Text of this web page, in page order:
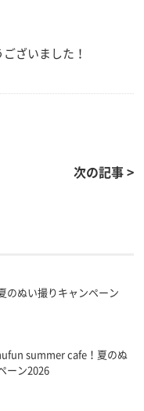
ざいました！
次の記事 >
のぬい撮りキャンペーン
summer cafe！夏のぬ
ーン2026